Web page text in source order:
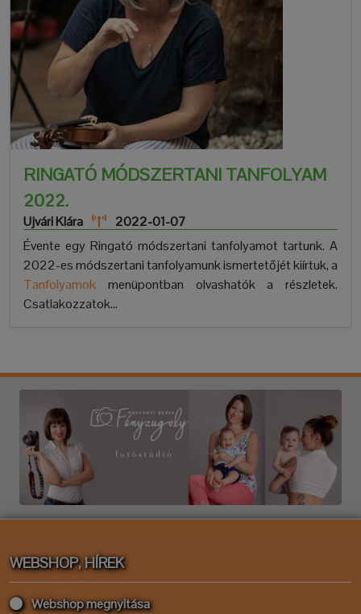
RINGATÓ MÓDSZERTANI TANFOLYAM
2022.
Ujvári Klára
2022-01-07
Évente egy Ringató módszertani tanfolyamot tartunk. A
2022-es módszertani tanfolyamunk ismertetőjét kiírtuk, a
Tanfolyamok menüpontban olvashatók a részletek.
Csatlakozzatok...
WEBSHOP, HÍREK
Webshop megnyitása